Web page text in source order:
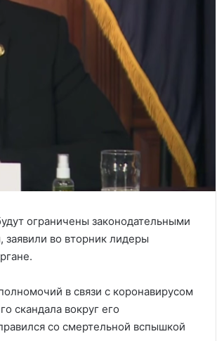
ограничены законодательными
заявили во вторник лидеры
в связи с коронавирусом
скандала вокруг его
со смертельной вспышкой